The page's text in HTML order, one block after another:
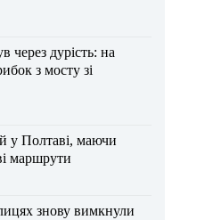
через дурість: на
з мосту зі
у Полтаві, маючи
маршрути
знову вимкнули